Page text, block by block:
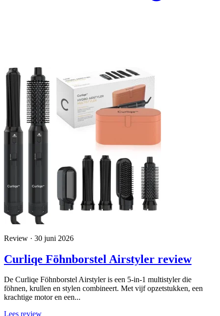
Review · 30 juni 2026
Curliqe Föhnborstel Airstyler review
De Curliqe Föhnborstel Airstyler is een 5-in-1 multistyler die
föhnen, krullen en stylen combineert. Met vijf opzetstukken, een
krachtige motor en een...
Lees review